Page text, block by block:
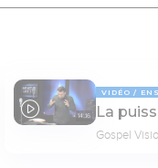
14:16
VIDÉO
La
Gospel